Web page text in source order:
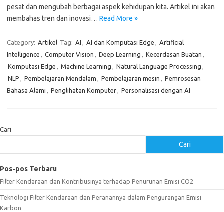
pesat dan mengubah berbagai aspek kehidupan kita. Artikel ini akan
membahas tren dan inovasi… Read More »
Category: Artikel Tag: AI , AI dan Komputasi Edge , Artificial
Intelligence , Computer Vision , Deep Learning , Kecerdasan Buatan ,
Komputasi Edge , Machine Learning , Natural Language Processing ,
NLP , Pembelajaran Mendalam , Pembelajaran mesin , Pemrosesan
Bahasa Alami , Penglihatan Komputer, Personalisasi dengan AI
Cari
Cari
Pos-pos Terbaru
Filter Kendaraan dan Kontribusinya terhadap Penurunan Emisi CO2
Teknologi Filter Kendaraan dan Peranannya dalam Pengurangan Emisi
Karbon